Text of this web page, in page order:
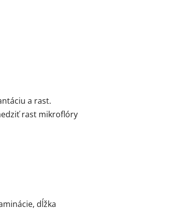
a rast.
rast mikroflóry
dĺžka